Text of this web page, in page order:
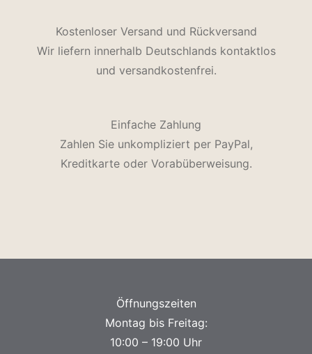
Kostenloser Versand und Rückversand
Wir liefern innerhalb Deutschlands kontaktlos
und versandkostenfrei.
Einfache Zahlung
Zahlen Sie unkompliziert per PayPal,
Kreditkarte oder Vorabüberweisung.
Öffnungszeiten
Montag bis Freitag:
10:00 – 19:00 Uhr